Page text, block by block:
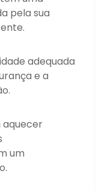
pela sua
adequada
e a
aquecer
um